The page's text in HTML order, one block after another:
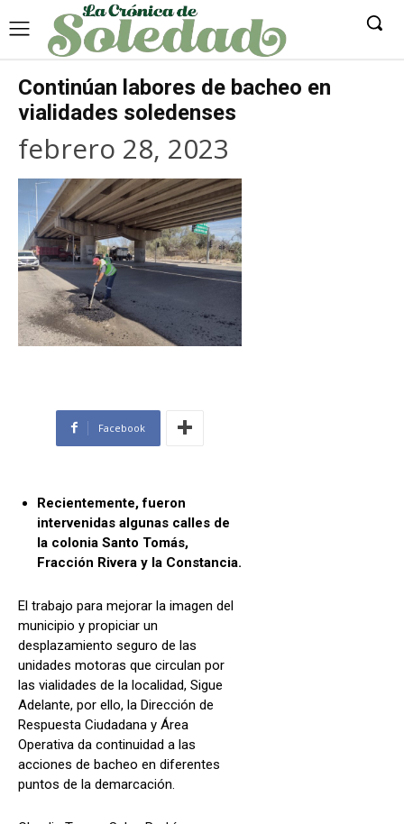
Continúan labores de bacheo en
vialidades soledenses
febrero 28, 2023
Facebook
Recientemente, fueron
intervenidas algunas calles de
la colonia Santo Tomás,
Fracción Rivera y la Constancia.
El trabajo para mejorar la imagen del
municipio y propiciar un
desplazamiento seguro de las
unidades motoras que circulan por
las vialidades de la localidad, Sigue
Adelante, por ello, la Dirección de
Respuesta Ciudadana y Área
Operativa da continuidad a las
acciones de bacheo en diferentes
puntos de la demarcación.